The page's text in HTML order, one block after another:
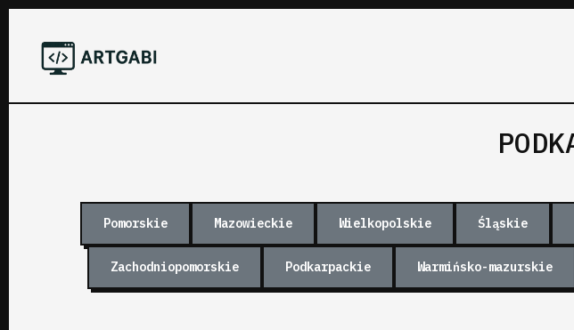
Pomorskie Mazowieckie Wielkopolskie Śląskie
Zachodniopomorskie Podkarpackie Warmińsko-mazurskie